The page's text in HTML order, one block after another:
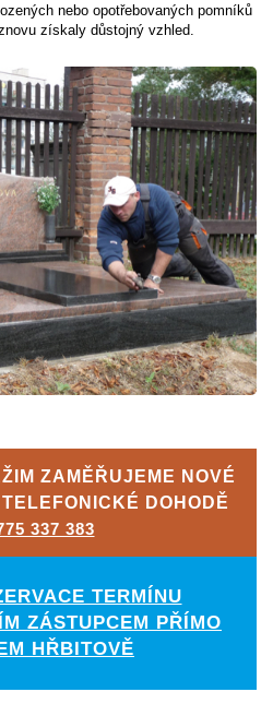
nebo opotřebovaných pomníků
získaly důstojný vzhled.
ZAMĚŘUJEME NOVÉ
DOHODĚ
337 383
TERMÍNU
ZÁSTUPCEM PŘÍMO
HŘBITOVĚ